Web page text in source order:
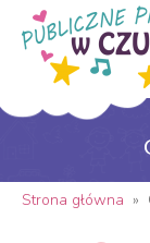
Strona główna »